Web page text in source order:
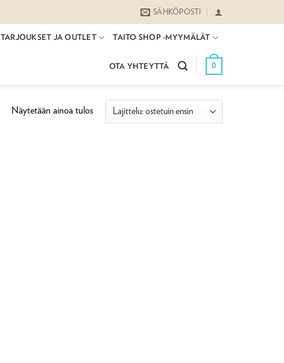
SÄHKÖPOSTI
TARJOUKSET JA OUTLET TAITO SHOP -MYYMÄLÄT
OTA YHTEYTTÄ 0
Näytetään ainoa tulos